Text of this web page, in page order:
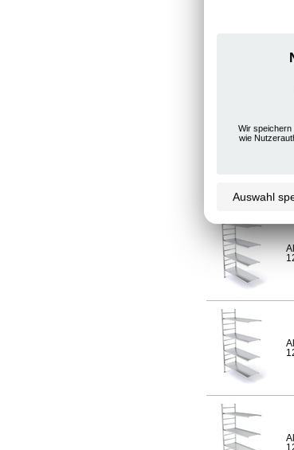
Wir
wie
Auswahl